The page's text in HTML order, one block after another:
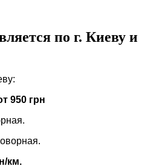
по г. Киеву и
950 грн
.
км.